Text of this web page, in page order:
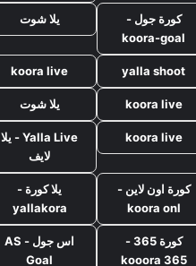
كورة جول -
koora-goal
يلا شوت
yalla shoot
koora live
koora live يلا شوت
koora live
Yalla Live - يلا
لايف
كورة اون لاين -
koora onl
يلا كورة -
yallakora
كورة 365 -
kooora 365
اس جول - AS
Goal